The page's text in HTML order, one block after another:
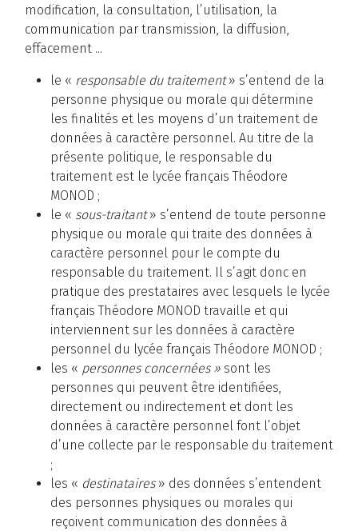
modification, la consultation, l’utilisation, la
communication par transmission, la diffusion,
effacement ...
le « responsable du traitement» s’entend de la
personne physique ou morale qui détermine
les finalités et les moyens d’un traitement de
données à caractère personnel. Au titre de la
présente politique, le responsable du
traitement est le lycée français Théodore
MONOD ;
le « sous-traitant» s’entend de toute personne
physique ou morale qui traite des données à
caractère personnel pour le compte du
responsable du traitement. Il s’agit donc en
pratique des prestataires avec lesquels le lycée
français Théodore MONOD travaille et qui
interviennent sur les données à caractère
personnel du lycée français Théodore MONOD ;
les « personnes concernées » sont les
personnes qui peuvent être identifiées,
directement ou indirectement et dont les
données à caractère personnel font l’objet
d’une collecte par le responsable du traitement
;
les « destinataires » des données s’entendent
des personnes physiques ou morales qui
reçoivent communication des données à